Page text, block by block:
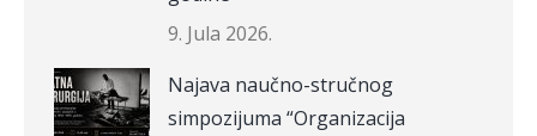
9. Jula 2026.
Najava naučno-stručnog
simpozijuma “Organizacija